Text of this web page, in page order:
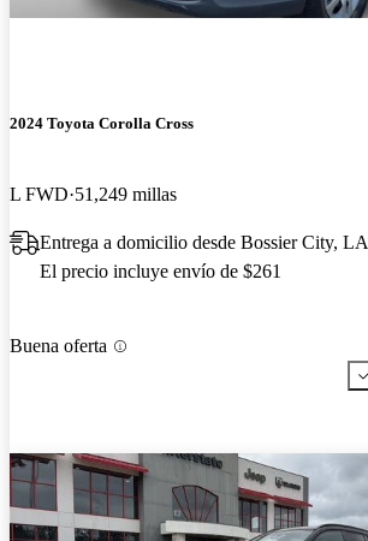
2024 Toyota Corolla Cross
L FWD 51,249 millas
Entrega a domicilio desde Bossier City, LA
El precio incluye envío de $261
Buena oferta